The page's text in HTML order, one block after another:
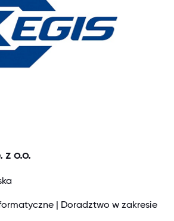
z o.o.
| Doradztwo w zakresie